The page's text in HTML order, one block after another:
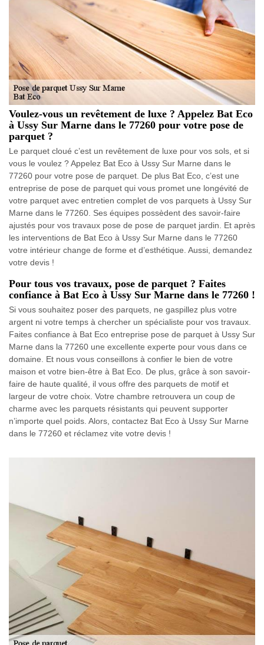
Voulez-vous un revêtement de luxe ? Appelez Bat Eco
à Ussy Sur Marne dans le 77260 pour votre pose de
parquet ?
Le parquet cloué c’est un revêtement de luxe pour vos sols, et si
vous le voulez ? Appelez Bat Eco à Ussy Sur Marne dans le
77260 pour votre pose de parquet. De plus Bat Eco, c’est une
entreprise de pose de parquet qui vous promet une longévité de
votre parquet avec entretien complet de vos parquets à Ussy Sur
Marne dans le 77260. Ses équipes possèdent des savoir-faire
ajustés pour vos travaux pose de pose de parquet jardin. Et après
les interventions de Bat Eco à Ussy Sur Marne dans le 77260
votre intérieur change de forme et d’esthétique. Aussi, demandez
votre devis !
Pour tous vos travaux, pose de parquet ? Faites
confiance à Bat Eco à Ussy Sur Marne dans le 77260 !
Si vous souhaitez poser des parquets, ne gaspillez plus votre
argent ni votre temps à chercher un spécialiste pour vos travaux.
Faites confiance à Bat Eco entreprise pose de parquet à Ussy Sur
Marne dans la 77260 une excellente experte pour vous dans ce
domaine. Et nous vous conseillons à confier le bien de votre
maison et votre bien-être à Bat Eco. De plus, grâce à son savoir-
faire de haute qualité, il vous offre des parquets de motif et
largeur de votre choix. Votre chambre retrouvera un coup de
charme avec les parquets résistants qui peuvent supporter
n’importe quel poids. Alors, contactez Bat Eco à Ussy Sur Marne
dans le 77260 et réclamez vite votre devis !